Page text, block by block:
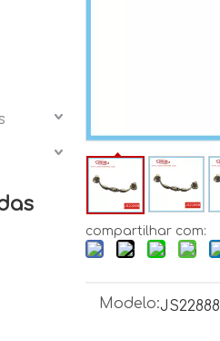
compartilhar com:
Modelo:JS22888